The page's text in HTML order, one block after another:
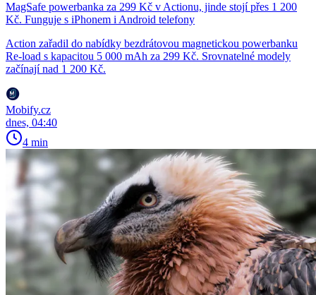
MagSafe powerbanka za 299 Kč v Actionu, jinde stojí přes 1 200
Kč. Funguje s iPhonem i Android telefony
Action zařadil do nabídky bezdrátovou magnetickou powerbanku
Re-load s kapacitou 5 000 mAh za 299 Kč. Srovnatelné modely
začínají nad 1 200 Kč.
Mobify.cz
dnes, 04:40
4 min